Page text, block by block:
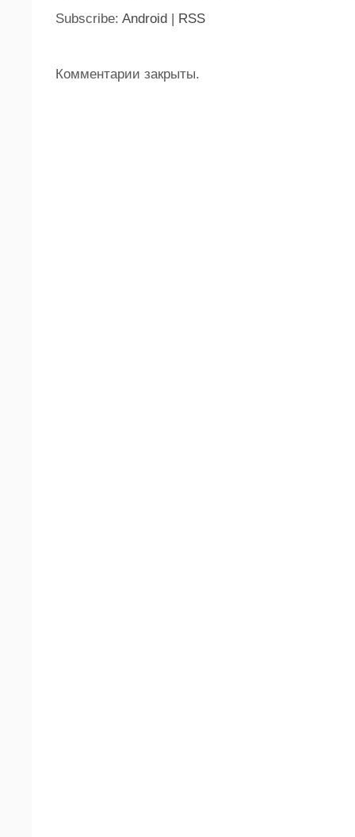
Subscribe: Android | RSS
Комментарии закрыты.